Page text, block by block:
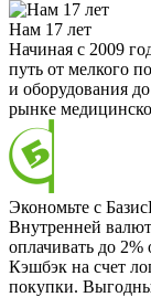
Нам 17 лет
Начиная с 2009
путь от мелкого
и оборудования
рынке
Экономьте с
Внутренней
оплачивать до 2%
Кэшбэк на счет
покупки.